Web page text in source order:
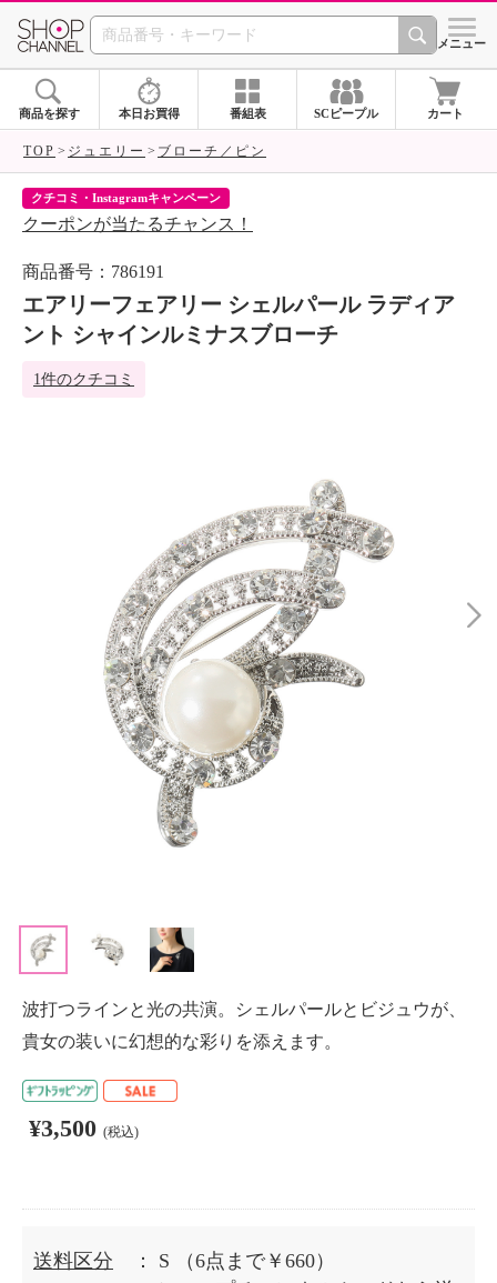
SHOP CHANNEL シメニュー
商品を探す 本日お買得 番組表 SCピープル カート
TOP ジュエリー ブローチ／ピン
クチコミ・Instagramキャンペーン
クーポンが当たるチャンス！
商品番号：786191
エアリーフェアリー シェルパール ラディア
ント シャインルミナスブローチ
1件のクチコミ
波打つラインと光の共演。シェルパールとビジュウが、
貴女の装いに幻想的な彩りを添えます。
¥3,500 (税込)
送料区分 ： S
（6点まで￥660）